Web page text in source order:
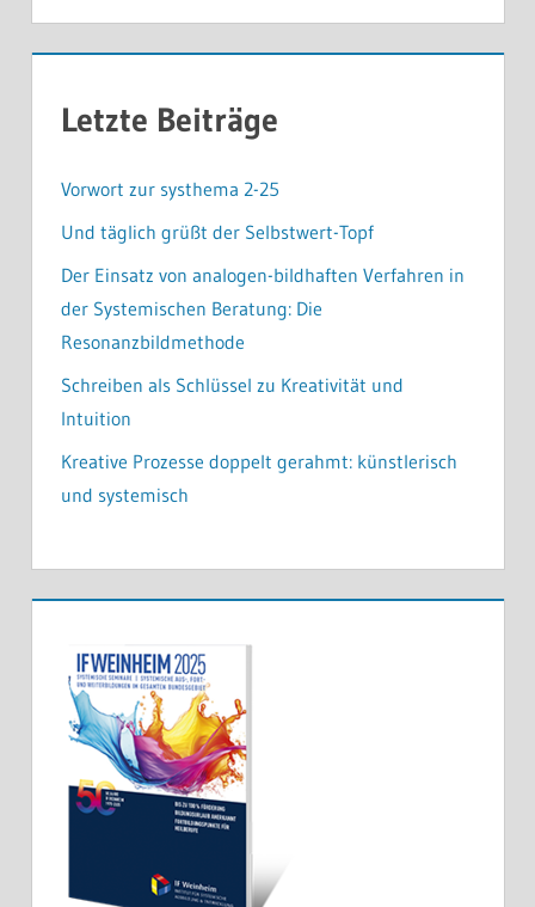
Letzte Beiträge
Vorwort zur systhema 2-25
Und täglich grüßt der Selbstwert-Topf
Der Einsatz von analogen-bildhaften Verfahren in
der Systemischen Beratung: Die
Resonanzbildmethode
Schreiben als Schlüssel zu Kreativität und
Intuition
Kreative Prozesse doppelt gerahmt: künstlerisch
und systemisch